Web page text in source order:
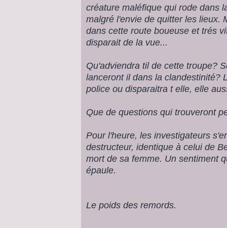
créature maléfique qui rode dans
malgré l'envie de quitter les lieux.
dans cette route boueuse et trés
disparait de la vue...
Qu'adviendra til de cette troupe?
lanceront il dans la clandestinité?
police ou disparaitra t elle, elle
Que de questions qui trouveront
Pour l'heure, les investigateurs
destructeur, identique à celui de
mort de sa femme. Un sentiment
épaule.
Le poids des remords.